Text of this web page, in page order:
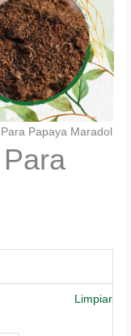
Papaya Maradol
Limpiar